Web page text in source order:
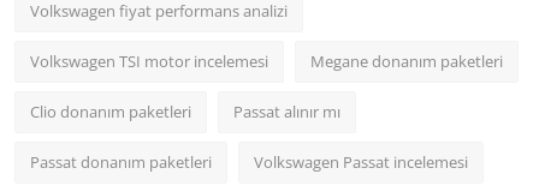
Volkswagen fiyat performans analizi
Volkswagen TSI motor incelemesi Megane donanım paketleri
Clio donanım paketleri Passat alınır mı
Passat donanım paketleri Volkswagen Passat incelemesi